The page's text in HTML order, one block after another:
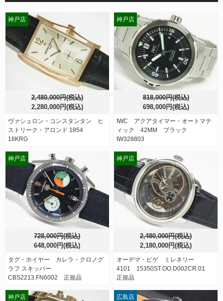
2,480,000円(税込)
2,280,000円(税込)
ヴァシュロン・コンスタンタン ヒ
ストリーク・アロンド 1954
18KRG
神戸店
818,000円(税込)
698,000円(税込)
IWC アクアタイマー・オートマテ
ィック 42MM ブラック
IW328803
神戸店
728,000円(税込)
648,000円(税込)
タグ・ホイヤー カレラ・クロノグ
ラフ スキッパー
CBS2213.FN6002 正規品
神戸店
2,480,000円(税込)
2,180,000円(税込)
オーデマ・ピゲ ミレネリー
4101 15350ST.OO.D002CR.01
正規品
神戸店
神戸店 広島店